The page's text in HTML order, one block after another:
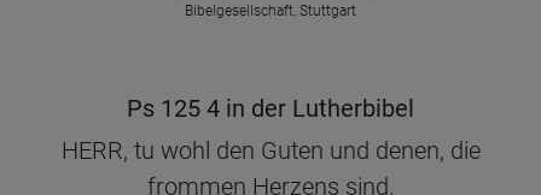
Bibelgesellschaft, Stuttgart
Ps 125 4 in der Lutherbibel
HERR, tu wohl den Guten und denen, die
frommen Herzens sind.